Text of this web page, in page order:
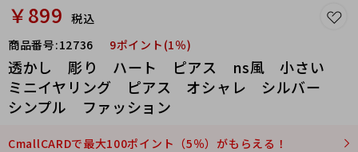
￥899 税込
商品番号:12736 9ポイント(1％)
透かし 彫り ハート ピアス ns風 小さい
ミニイヤリング ピアス オシャレ シルバー
シンプル ファッション
CmallCARDで最大100ポイント（5％）がもらえる！